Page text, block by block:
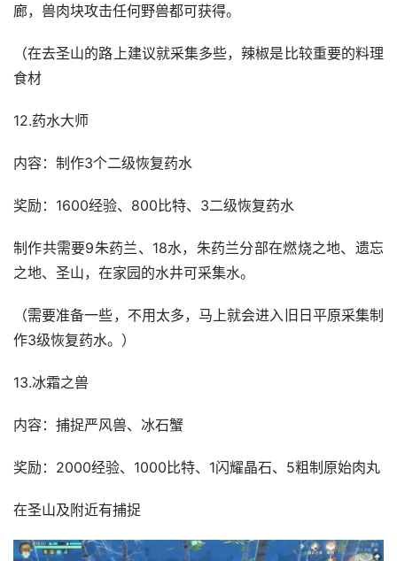
廊，兽肉块攻击任何野兽都可获得。
（在去圣山的路上建议就采集多些，辣椒是比较重要的料理
食材
12.药水大师
内容：制作3个二级恢复药水
奖励：1600经验、800比特、3二级恢复药水
制作共需要9朱药兰、18水，朱药兰分部在燃烧之地、遗忘
之地、圣山，在家园的水井可采集水。
（需要准备一些，不用太多，马上就会进入旧日平原采集制
作3级恢复药水。）
13.冰霜之兽
内容：捕捉严风兽、冰石蟹
奖励：2000经验、1000比特、1闪耀晶石、5粗制原始肉丸
在圣山及附近有捕捉